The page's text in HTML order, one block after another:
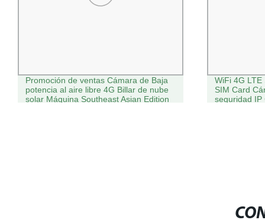
WiFi 4G LTE Solar exterior Powered
SIM Card Cámara PTZ Cámara de
seguridad IP Custom Tuya APP PIR
H265 4G
Solar de
óptico